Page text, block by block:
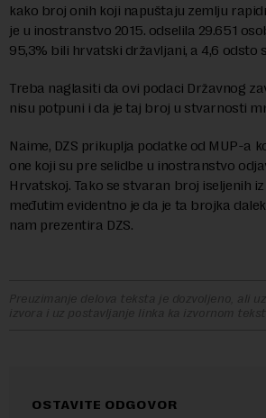
kako broj onih koji napuštaju zemlju
je u inostranstvo 2015. odselila 29.651
95,3% bili hrvatski državljani, a 4,6 odsto
Treba naglasiti da ovi podaci Državnog
nisu potpuni i da je taj broj u stvarnosti
Naime, DZS prikuplja podatke od MUP-a
one koji su pre selidbe u inostranstvo
Hrvatskoj. Tako se stvaran broj iseljenih
međutim evidentno je da je ta brojka
nam prezentira DZS.
Preuzimanje delova teksta je dozvoljeno, ali
izvora i uz postavljanje linka ka izvornom
OSTAVITE ODGOVOR